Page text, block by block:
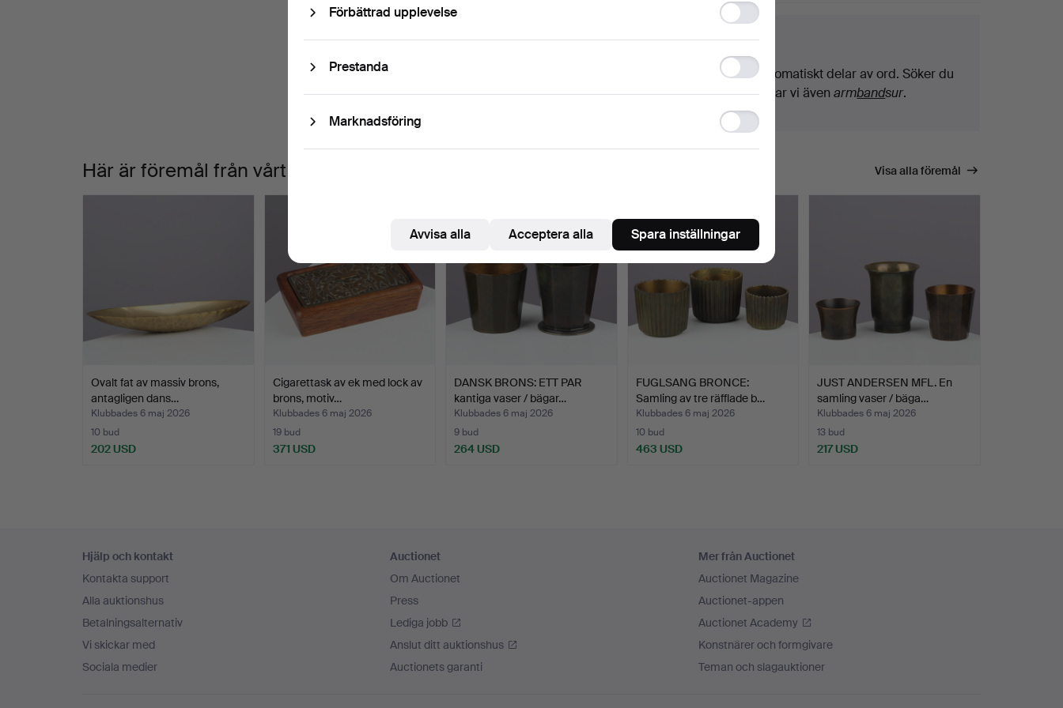
Välkomna!
auktioner
Vi har tyvärr inga föremål som matchar din sökning. Söktips
Vi söker automatiskt delar av ord. Söker du
påbandhittar vi ävenarmbandsur.
Här är föremål från vårt arkiv som matchar din sökning Visa alla föremål
Ovalt fat av massiv brons,
antagligen dans…
Klubbades 6 maj 2026
10 bud
202 USD
Cigarettask av ek med lock av
brons, motiv…
Klubbades 6 maj 2026
19 bud
371 USD
DANSK BRONS: ETT PAR
kantiga vaser / bägar…
Klubbades 6 maj 2026
9 bud
264 USD
FUGLSANG BRONCE:
Samling av tre räfflade b…
Klubbades 6 maj 2026
10 bud
463 USD
JUST ANDERSEN MFL. En
samling vaser / bäga…
Klubbades 6 maj 2026
13 bud
217 USD
Hjälp och kontakt
Kontakta support
Alla auktionshus
Betalningsalternativ
Vi skickar med
Sociala medier
Auctionet
Om Auctionet
Press
Lediga jobb
Anslut ditt auktionshus
Auctionets garanti
Mer från Auctionet
Auctionet Magazine
Auctionet-appen
Auctionet Academy
Konstnärer och formgivare
Teman och slagauktioner
Förbättrad upplevelse
Functionality
storage
Prestanda
Statistics
storage
Marknadsföring
Ad
storage
Avvisa alla Acceptera alla Spara inställningar